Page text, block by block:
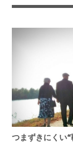
つまずきにくい“